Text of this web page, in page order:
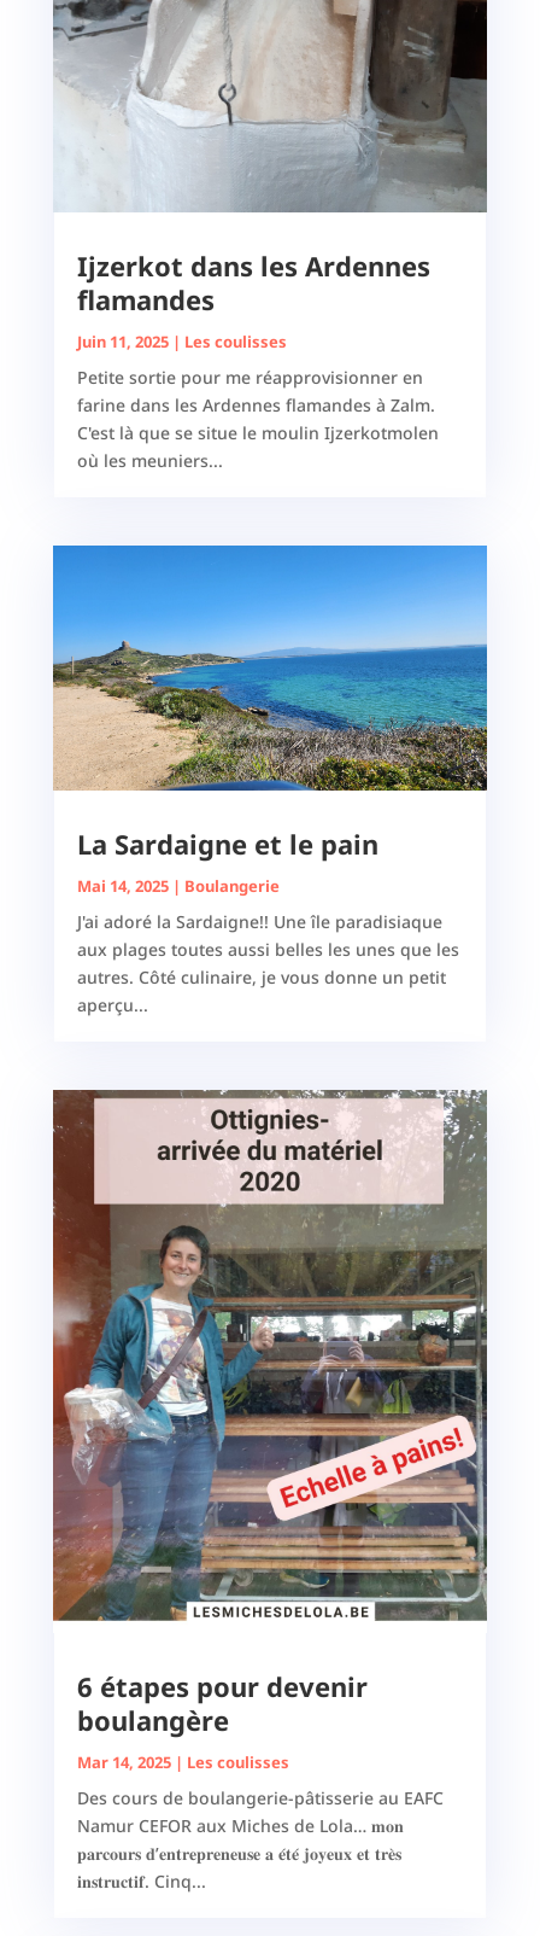
Ijzerkot dans les Ardennes
flamandes
Juin 11, 2025| Les coulisses
Petite sortie pour me réapprovisionner en
farine dans les Ardennes flamandes à Zalm.
C'est là que se situe le moulin Ijzerkotmolen
où les meuniers...
La Sardaigne et le pain
Mai 14, 2025| Boulangerie
J'ai adoré la Sardaigne!! Une île paradisiaque
aux plages toutes aussi belles les unes que les
autres. Côté culinaire, je vous donne un petit
aperçu...
6 étapes pour devenir
boulangère
Mar 14, 2025| Les coulisses
Des cours de boulangerie-pâtisserie au EAFC
Namur CEFOR aux Miches de Lola… 𝐦𝐨𝐧
𝐩𝐚𝐫𝐜𝐨𝐮𝐫𝐬 𝐝’𝐞𝐧𝐭𝐫𝐞𝐩𝐫𝐞𝐧𝐞𝐮𝐬𝐞 𝐚 𝐞́𝐭𝐞́ 𝐣𝐨𝐲𝐞𝐮𝐱 𝐞𝐭 𝐭𝐫𝐞̀𝐬
𝐢𝐧𝐬𝐭𝐫𝐮𝐜𝐭𝐢𝐟. Cinq...